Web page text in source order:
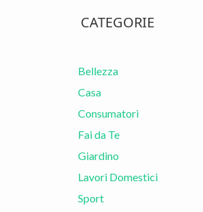
Primary
CATEGORIE
Bellezza
Casa
Consumatori
Fai da Te
Giardino
Lavori Domestici
Sport